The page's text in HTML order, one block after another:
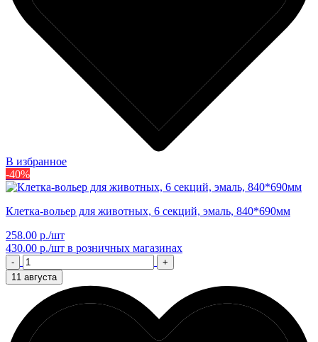
В избранное
-40%
Клетка-вольер для животных, 6 секций, эмаль, 840*690мм
258.00 р./шт
430.00 р./шт в розничных магазинах
-
+
11 августа